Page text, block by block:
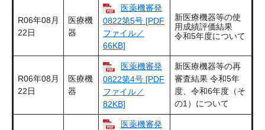
R06年08月
22日
医療機
器
医薬機審発
0822第5号 [PDF
ファイル／
66KB]
新医療機器等の使
用成績評価結果
令和5年度について
R06年08月
22日
医療機
器
医薬機審発
0822第4号 [PDF
ファイル／
82KB]
新医療機器等の再
審査結果 令和5年
度、令和6年度（そ
の1）について
医薬機審発